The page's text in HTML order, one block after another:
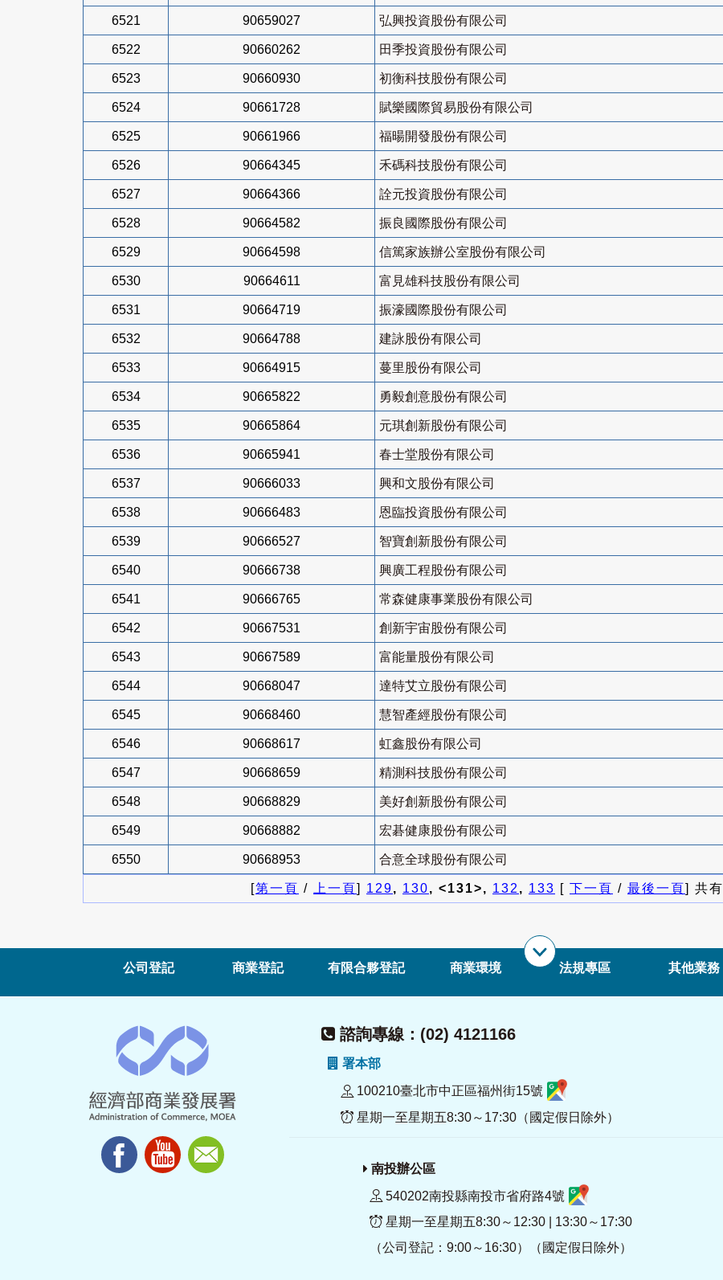
6521 90659027 弘興投資股份有限公司
6522 90660262 田季投資股份有限公司
6523 90660930 初衡科技股份有限公司
6524 90661728 賦樂國際貿易股份有限公司
6525 90661966 福暘開發股份有限公司
6526 90664345 禾碼科技股份有限公司
6527 90664366 詮元投資股份有限公司
6528 90664582 振良國際股份有限公司
6529 90664598 信篤家族辦公室股份有限公司
6530 90664611 富見雄科技股份有限公司
6531 90664719 振濠國際股份有限公司
6532 90664788 建詠股份有限公司
6533 90664915 蔓里股份有限公司
6534 90665822 勇毅創意股份有限公司
6535 90665864 元琪創新股份有限公司
6536 90665941 春士堂股份有限公司
6537 90666033 興和文股份有限公司
6538 90666483 恩臨投資股份有限公司
6539 90666527 智寶創新股份有限公司
6540 90666738 興廣工程股份有限公司
6541 90666765 常森健康事業股份有限公司
6542 90667531 創新宇宙股份有限公司
6543 90667589 富能量股份有限公司
6544 90668047 達特艾立股份有限公司
6545 90668460 慧智產經股份有限公司
6546 90668617 虹鑫股份有限公司
6547 90668659 精測科技股份有限公司
6548 90668829 美好創新股份有限公司
6549 90668882 宏碁健康股份有限公司
6550 90668953 合意全球股份有限公司
[第一頁 / 上一頁] 129, 130, <131>, 132, 133 [ 下一頁 / 最後一頁] 共有
公司登記 商業登記 有限合夥登記 商業環境 法規專區 其他業務
諮詢專線：(02) 4121166
署本部
100210臺北市中正區福州街15號
星期一至星期五8:30～17:30（國定假日除外）
南投辦公區
540202南投縣南投市省府路4號
星期一至星期五8:30～12:30 | 13:30～17:30
（公司登記：9:00～16:30）（國定假日除外）